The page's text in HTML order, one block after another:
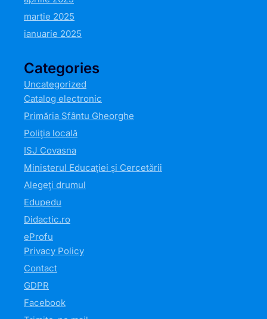
martie 2025
ianuarie 2025
Categories
Uncategorized
Catalog electronic
Primăria Sfântu Gheorghe
Poliția locală
ISJ Covasna
Ministerul Educației și Cercetării
Alegeți drumul
Edupedu
Didactic.ro
eProfu
Privacy Policy
Contact
GDPR
Facebook